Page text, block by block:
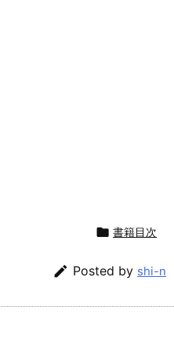
 書籍目次
 Posted by shi-n